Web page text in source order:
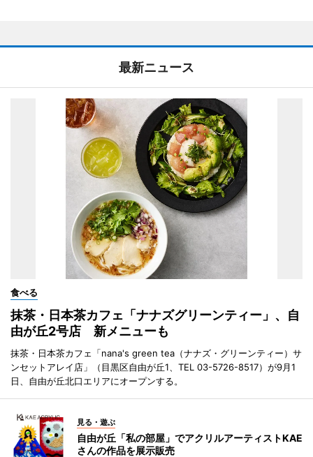
最新ニュース
食べる
抹茶・日本茶カフェ「ナナズグリーンティー」、自
由が丘2号店 新メニューも
抹茶・日本茶カフェ「nana's green tea（ナナズ・グリーンティー）サ
ンセットアレイ店」（目黒区自由が丘1、TEL 03-5726-8517）が9月1
日、自由が丘北口エリアにオープンする。
見る・遊ぶ
自由が丘「私の部屋」でアクリルアーティストKAE
さんの作品を展示販売